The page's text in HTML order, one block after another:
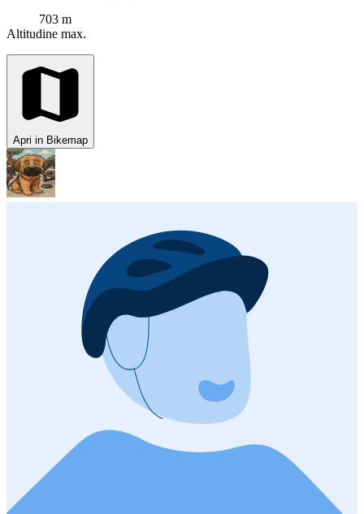
703 m
Altitudine max.
Apri in Bikemap